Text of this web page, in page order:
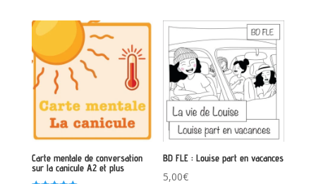
Carte mentale de conversation
sur la canicule A2 et plus
BD FLE : Louise part en vacances
5,00€